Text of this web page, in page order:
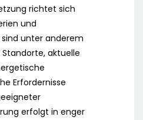
richtet sich
und
unter anderem
aktuelle
Erfordernisse
erfolgt in enger